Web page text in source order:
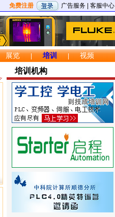
免费注册 广告服务 客服中心
展览 | 培训 |
视频
培训机构